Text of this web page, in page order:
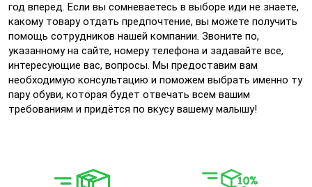
год вперед. Если вы сомневаетесь в выборе иди не знаете,
какому товару отдать предпочтение, вы можете получить
помощь сотрудников нашей компании. Звоните по,
указанному на сайте, номеру телефона и задавайте все,
интересующие вас, вопросы. Мы предоставим вам
необходимую консультацию и поможем выбрать именно ту
пару обуви, которая будет отвечать всем вашим
требованиям и придётся по вкусу вашему малышу!